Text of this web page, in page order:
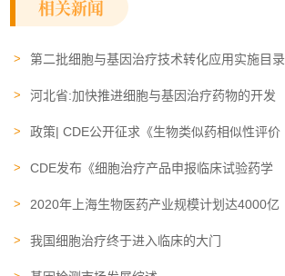
相关新闻
第二批细胞与基因治疗技术转化应用实施目录
河北省:加快推进细胞与基因治疗药物的开发
政策| CDE公开征求《生物类似药相似性评价
CDE发布《细胞治疗产品申报临床试验药学
2020年上海生物医药产业规模计划达4000亿
我国细胞治疗终于进入临床的大门